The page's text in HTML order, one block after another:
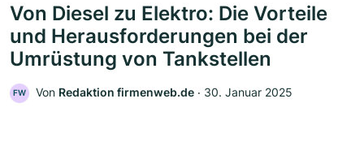
Von Diesel zu Elektro: Die Vorteile
und Herausforderungen bei der
Umrüstung von Tankstellen
FW Von Redaktion firmenweb.de ‧ 30. Januar 2025